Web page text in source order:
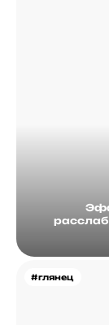
#глянец